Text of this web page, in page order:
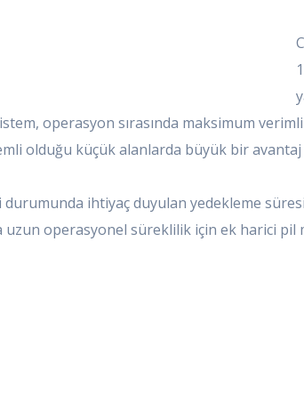
operasyon sırasında maksimum
olduğu küçük alanlarda büyük bir avantaj
durumunda ihtiyaç duyulan yedekleme
uzun operasyonel süreklilik için ek harici